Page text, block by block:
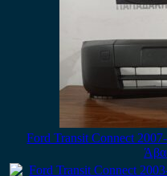
Ford Transit Connect